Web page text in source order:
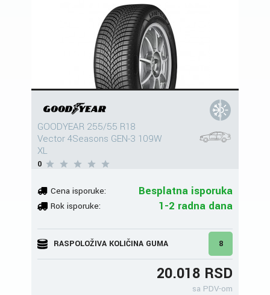
GOODYEAR 255/55 R18
Vector 4Seasons GEN-3 109W
XL
0
Cena isporuke: Besplatna isporuka
Rok isporuke: 1-2 radna dana
RASPOLOŽIVA KOLIČINA GUMA 8
20.018 RSD
sa PDV-om